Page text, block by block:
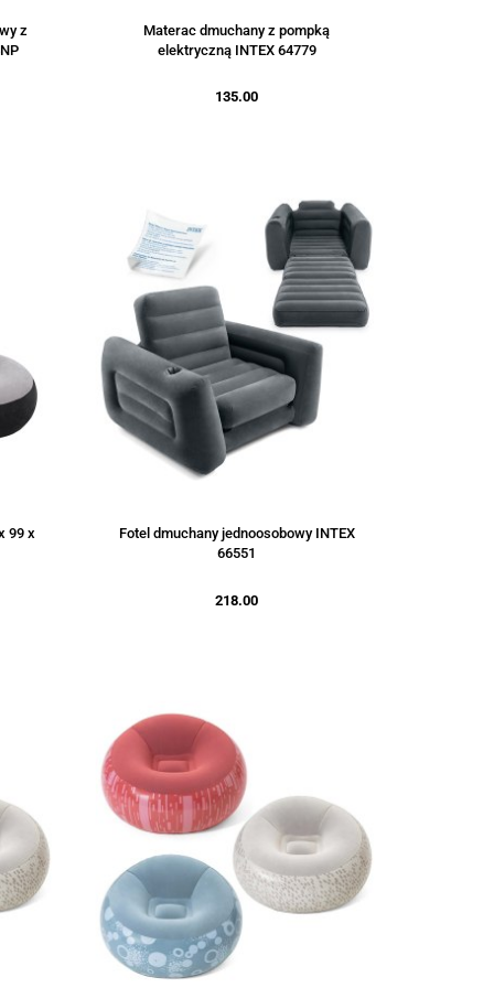
z
Materac dmuchany z pompką
elektryczną INTEX 64779
135.00
99 x
Fotel dmuchany jednoosobowy INTEX
66551
218.00